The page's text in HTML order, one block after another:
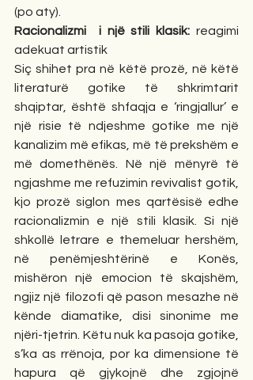
(po aty).
Racionalizmi
i një stili klasik: reagimi
adekuat artistik
Siç shihet pra në këtë prozë, në këtë
literaturë gotike të shkrimtarit
shqiptar, është shfaqja e ‘ringjallur’ e
një risie të ndjeshme gotike me një
kanalizim më efikas, më të prekshëm e
më domethënës. Në një mënyrë të
ngjashme me refuzimin revivalist gotik,
kjo prozë siglon mes qartësisë edhe
racionalizmin e një stili klasik. Si një
shkollë letrare e themeluar hershëm,
në penëmjeshtërinë e Konës,
mishëron një emocion të skajshëm,
ngjiz një filozofi që pason mesazhe në
kënde diamatike, disi sinonime me
njëri-tjetrin. Këtu nuk ka pasoja gotike,
s’ka as rrënoja, por ka dimensione të
hapura që gjykojnë dhe zgjojnë